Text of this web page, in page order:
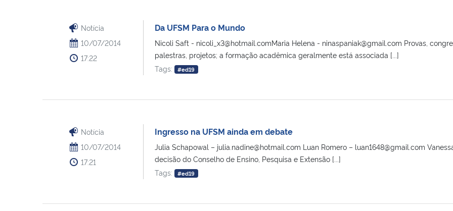
Notícia
10/07/2014
17:22
Da UFSM Para o Mundo
Nicoli Saft - nicoli_x3@hotmail.comMaria Helena - ninaspaniak@gmail.com Provas,
palestras, projetos; a formação acadêmica geralmente está associada [...]
Tags:
#ed19
Notícia
10/07/2014
17:21
Ingresso na UFSM ainda em debate
Julia Schapowal – julia.nadine@hotmail.com Luan Romero – luan1648@gmail.com
decisão do Conselho de Ensino, Pesquisa e Extensão [...]
Tags:
#ed19